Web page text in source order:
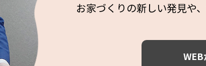
お家づくりの新しい発見や